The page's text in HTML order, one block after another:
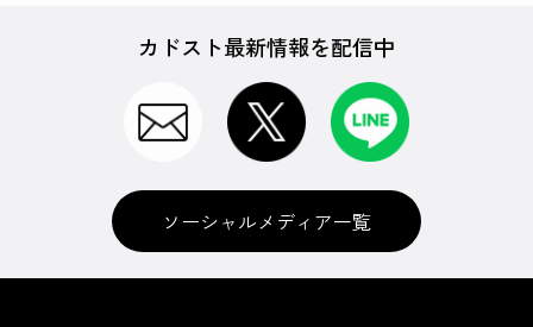
カドスト最新情報を配信中
ソーシャルメディア一覧